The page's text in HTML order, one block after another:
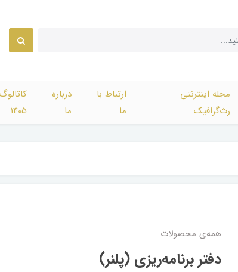
مجله اینترنتی
رث‌گرافیک
ارتباط با
ما
درباره
ما
1405
همه‌ی محصولات
دفتر برنامه‌ریزی (پلنر)